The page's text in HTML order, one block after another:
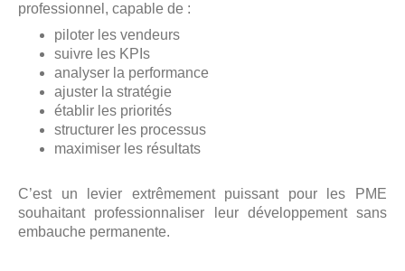
professionnel, capable de :
piloter les vendeurs
suivre les KPIs
analyser la performance
ajuster la stratégie
établir les priorités
structurer les processus
maximiser les résultats
C’est un levier extrêmement puissant pour les PME
souhaitant professionnaliser leur développement sans
embauche permanente.